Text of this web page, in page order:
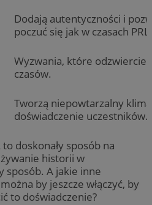
Dodają autentyczności i
poczuć się jak w czasach PRL.
Wyzwania, które
czasów.
Tworzą niepowtarzalny
doświadczenie uczestników.
doskonały sposób na
historii w
sposób. A jakie inne
by jeszcze włączyć, by
to doświadczenie?